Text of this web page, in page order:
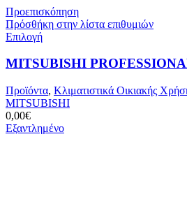
Προεπισκόπηση
Πρόσθήκη στην λίστα επιθυμιών
ΕπιλογήΑυτό
προϊόν
πολλαπλές
παραλλαγές.
Οι
επιλογές
μπορούν
MITSUBISHI
Προϊόντα, Κλιματιστικά Οικιακής
MITSUBISHI
0,00€
Εξαντλημένο